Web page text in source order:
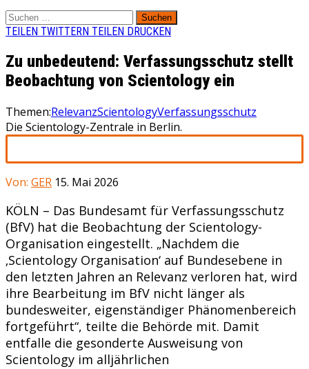
Suchen
nach:
TEILEN TWITTERN TEILEN DRUCKEN
Zu unbedeutend: Verfassungsschutz stellt
Beobachtung von Scientology ein
Themen:RelevanzScientologyVerfassungsschutz
Die Scientology-Zentrale in Berlin.
Von: GER 15. Mai 2026
KÖLN – Das Bundesamt für Verfassungsschutz
(BfV) hat die Beobachtung der Scientology-
Organisation eingestellt. „Nachdem die
‚Scientology Organisation‘ auf Bundesebene in
den letzten Jahren an Relevanz verloren hat, wird
ihre Bearbeitung im BfV nicht länger als
bundesweiter, eigenständiger Phänomenbereich
fortgeführt“, teilte die Behörde mit. Damit
entfalle die gesonderte Ausweisung von
Scientology im alljährlichen